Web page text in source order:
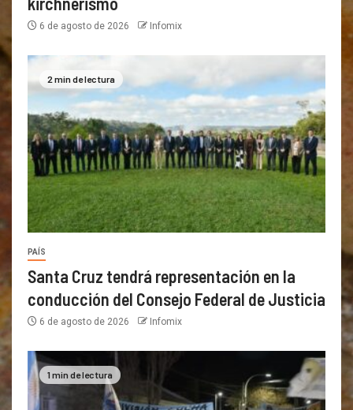
6 de agosto de 2026 Infomix
2 min de lectura
PAÍS
Santa Cruz tendrá representación en la
conducción del Consejo Federal de Justicia
6 de agosto de 2026 Infomix
1 min de lectura